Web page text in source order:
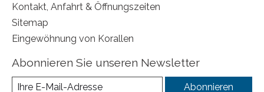
Kontakt, Anfahrt & Öffnungszeiten
Sitemap
Eingewöhnung von Korallen
Abonnieren Sie unseren Newsletter
Abonnieren